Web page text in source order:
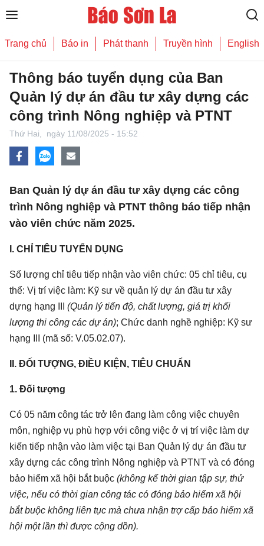
Trang chủ Báo in Phát thanh Truyền hình English
Thông báo tuyển dụng của ­­­­­­­Ban
Quản lý dự án đầu tư xây dựng các
công trình Nông nghiệp và PTNT
Thứ Hai, ngày 11/08/2025 - 15:52
­­­­­­­Ban Quản lý dự án đầu tư xây dựng các công
trình Nông nghiệp và PTNT thông báo tiếp nhận
vào viên chức năm 2025.
I. CHỈ TIÊU TUYỂN DỤNG
Số lượng chỉ tiêu tiếp nhận vào viên chức: 05 chỉ tiêu, cụ
thể: Vị trí việc làm: Kỹ sư về quản lý dự án đầu tư xây
dựng hạng III (Quản lý tiến độ, chất lượng, giá trị khối
lượng thi công các dự án); Chức danh nghề nghiệp: Kỹ sư
hạng III (mã số: V.05.02.07).
II. ĐỐI TƯỢNG, ĐIỀU KIỆN, TIÊU CHUẨN
1. Đối tượng
Có 05 năm công tác trở lên đang làm công việc chuyên
môn, nghiệp vụ phù hợp với công việc ở vị trí việc làm dự
kiến tiếp nhận vào làm việc tại Ban Quản lý dự án đầu tư
xây dựng các công trình Nông nghiệp và PTNT và có đóng
bảo hiểm xã hội bắt buộc (không kể thời gian tập sự, thử
việc, nếu có thời gian công tác có đóng bảo hiểm xã hội
bắt buộc không liên tục mà chưa nhận trợ cấp bảo hiểm xã
hội một lần thì được cộng dồn).